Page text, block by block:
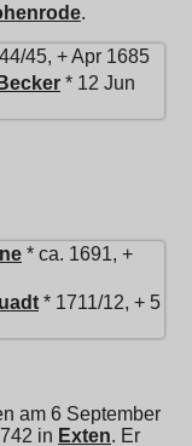
.
45, + Apr 1685
Becker * 12 Jun
* ca. 1691, +
* 1711/12, + 5
am 6 September
in Exten. Er